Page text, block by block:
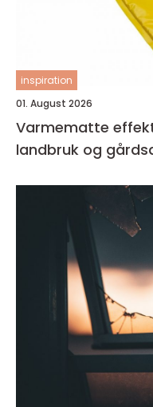
inspiration
01. August 2026
Varmematte effektiv frostbeskyttelse for
landbruk og